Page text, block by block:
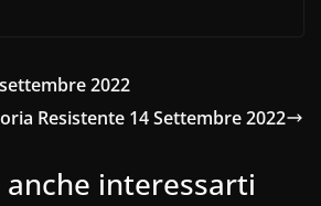
2022
Resistente 14 Settembre 2022
interessarti